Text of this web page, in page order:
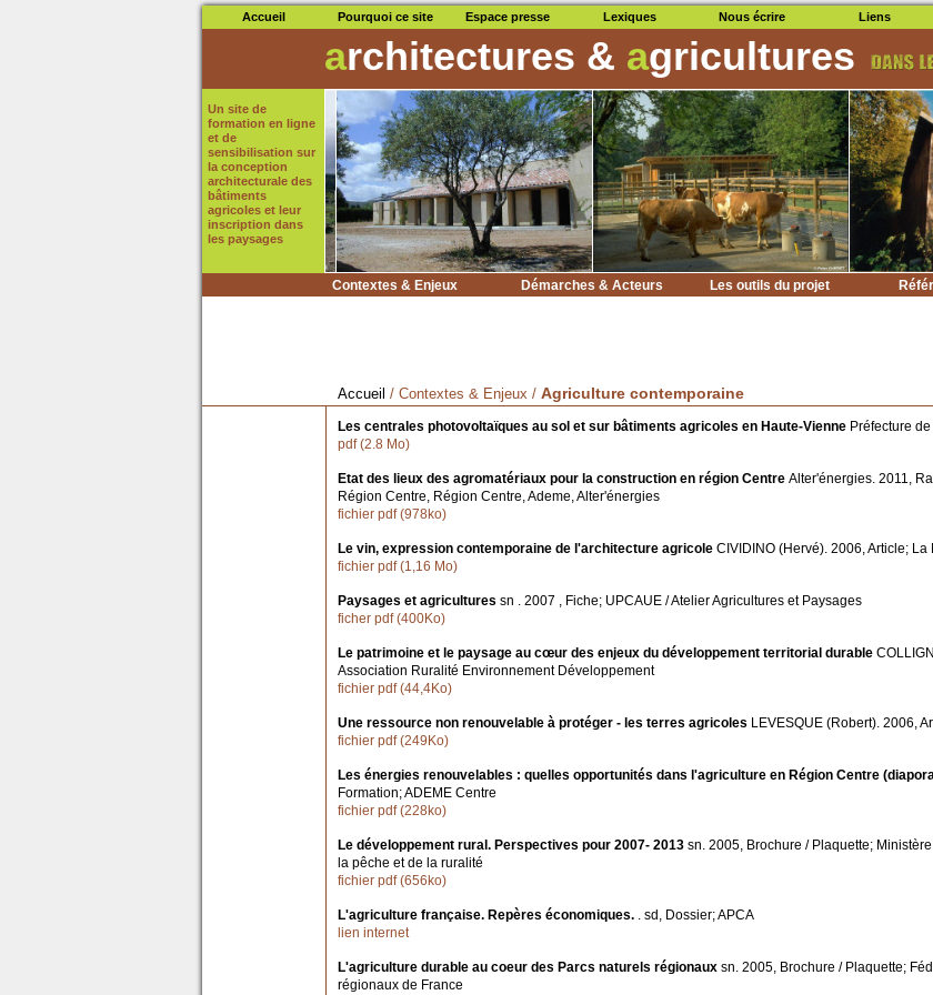
Accueil Pourquoi ce site Espace presse Lexiques Nous écrire Liens
architectures & agricultures
Un site de
formation en ligne
et de
sensibilisation sur
la conception
architecturale des
bâtiments
agricoles et leur
inscription dans
les paysages
Contextes & Enjeux Démarches & Acteurs Les outils du projet
Accueil / Contextes & Enjeux / Agriculture contemporaine
Les centrales photovoltaïques au sol et sur bâtiments agricoles en Haute-Vienne Préfecture
pdf (2.8 Mo)
Etat des lieux des agromatériaux pour la construction en région Centre Alter'énergies. 2011,
Région Centre, Région Centre, Ademe, Alter'énergies
fichier pdf (978ko)
Le vin, expression contemporaine de l'architecture agricole CIVIDINO (Hervé). 2006, Article;
fichier pdf (1,16 Mo)
Paysages et agricultures sn . 2007 , Fiche; UPCAUE / Atelier Agricultures et Paysages
ficher pdf (400Ko)
Le patrimoine et le paysage au cœur des enjeux du développement territorial durable
Association Ruralité Environnement Développement
fichier pdf (44,4Ko)
Une ressource non renouvelable à protéger - les terres agricoles LEVESQUE (Robert). 2006,
fichier pdf (249Ko)
Les énergies renouvelables : quelles opportunités dans l'agriculture en Région Centre
Formation; ADEME Centre
fichier pdf (228ko)
Le développement rural. Perspectives pour 2007- 2013 sn. 2005, Brochure / Plaquette;
la pêche et de la ruralité
fichier pdf (656ko)
L'agriculture française. Repères économiques. . sd, Dossier; APCA
lien internet
L'agriculture durable au coeur des Parcs naturels régionaux sn. 2005, Brochure / Plaquette;
régionaux de France